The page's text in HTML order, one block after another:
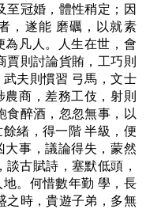
至冠婚，體性稍定；因
，遂能 磨礪，以就素
為凡人。人生在世，會
賈則討論貨賄，工巧則
夫則慣習 弓馬，文士
商，差務工伎，射則
食醉酒，忽忽無事，以
緒，得一階 半級，便
大事，議論得失，蒙然
古賦詩，塞默低頭，
。何惜數年勤 學，長
時，貴遊子弟，多無